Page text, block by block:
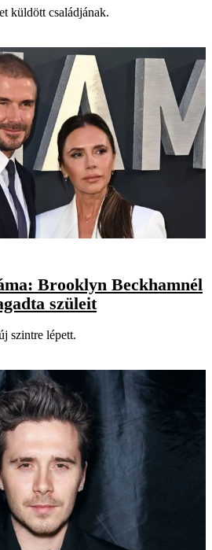
küldött családjának.
Brooklyn Beckhamnél
szüleit
szintre lépett.